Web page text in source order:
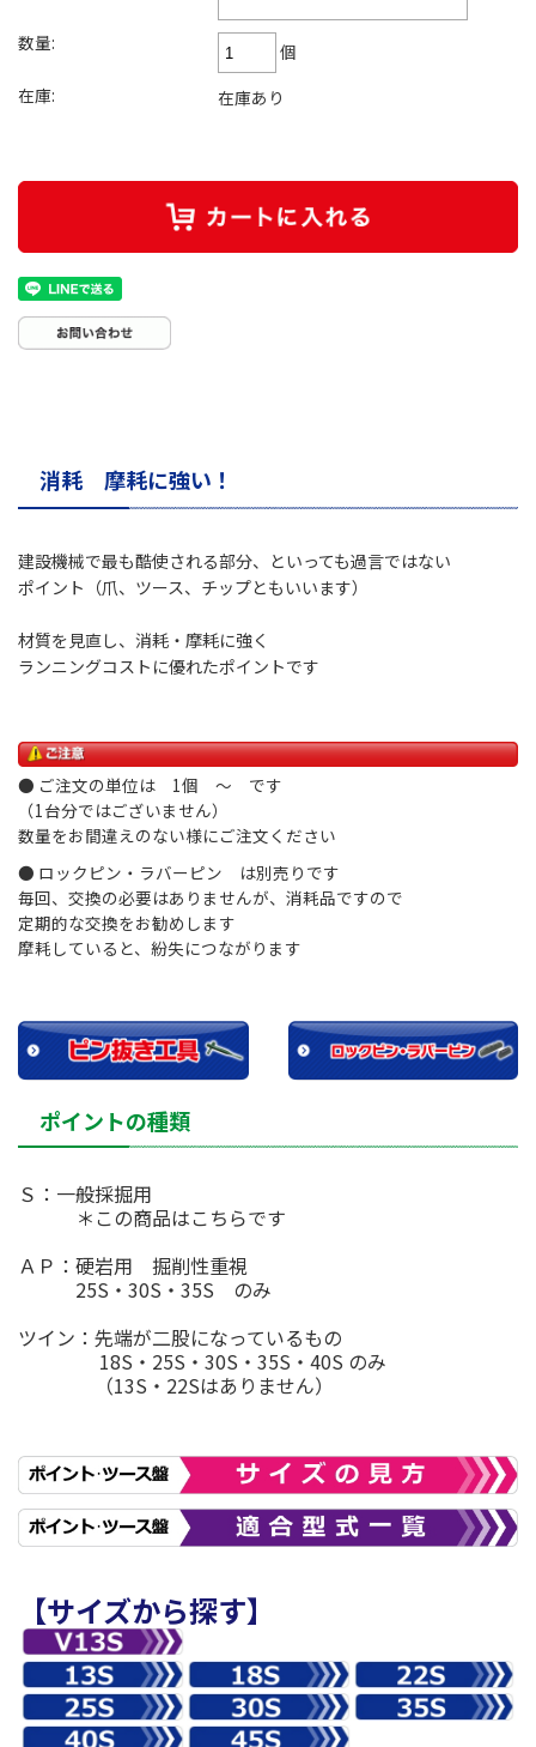
数量:
個
在庫:
在庫あり
消耗 摩耗に強い！
建設機械で最も酷使される部分、といっても過言ではない
ポイント（爪、ツース、チップともいいます）
材質を見直し、消耗・摩耗に強く
ランニングコストに優れたポイントです
● ご注文の単位は 1個 ～ です
（1台分ではございません）
数量をお間違えのない様にご注文ください
● ロックピン・ラバーピン は別売りです
毎回、交換の必要はありませんが、消耗品ですので
定期的な交換をお勧めします
摩耗していると、紛失につながります
ポイントの種類
Ｓ：一般採掘用
＊この商品はこちらです
ＡＰ：硬岩用 掘削性重視
25S・30S・35S のみ
ツイン：先端が二股になっているもの
18S・25S・30S・35S・40S のみ
（13S・22Sはありません）
【サイズから探す】